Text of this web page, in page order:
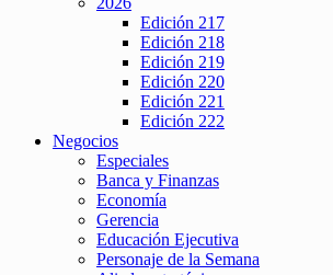
Edición 217
Edición 218
Edición 219
Edición 220
Edición 221
Edición 222
Negocios
Especiales
Banca y Finanzas
Economía
Gerencia
Educación Ejecutiva
Personaje de la Semana